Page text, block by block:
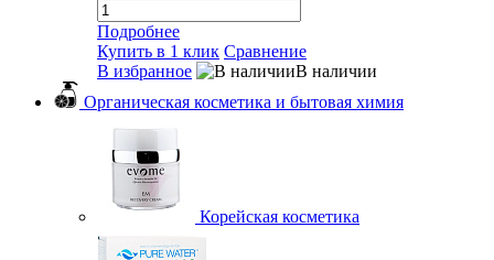
Подробнее
Купить в 1 клик Сравнение
В избранное
В наличии
Органическая косметика и бытовая химия
Корейская косметика